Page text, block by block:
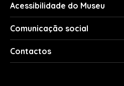
Acessibilidade do Museu
Comunicação social
Contactos